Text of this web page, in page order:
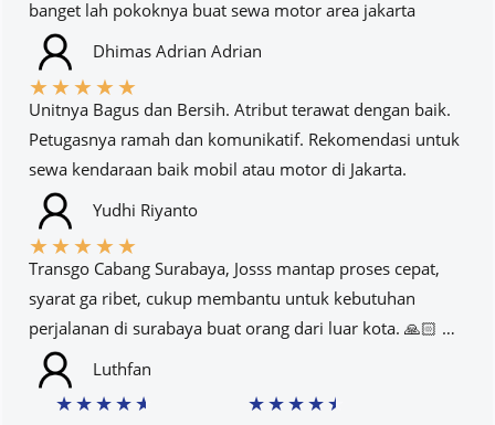
banget lah pokoknya buat sewa motor area jakarta
Dhimas Adrian Adrian
★★★★★
Unitnya Bagus dan Bersih. Atribut terawat dengan baik.
Petugasnya ramah dan komunikatif. Rekomendasi untuk
sewa kendaraan baik mobil atau motor di Jakarta.
Yudhi Riyanto
★★★★★
Transgo Cabang Surabaya, Josss mantap proses cepat,
syarat ga ribet, cukup membantu untuk kebutuhan
perjalanan di surabaya buat orang dari luar kota. 🙏🏻 …
Luthfan
★★★★★ ★★★★★